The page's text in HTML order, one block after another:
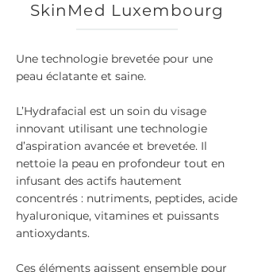
SkinMed Luxembourg
Une technologie brevetée pour une
peau éclatante et saine.
L’Hydrafacial est un soin du visage
innovant utilisant une technologie
d’aspiration avancée et brevetée. Il
nettoie la peau en profondeur tout en
infusant des actifs hautement
concentrés : nutriments, peptides, acide
hyaluronique, vitamines et puissants
antioxydants.
Ces éléments agissent ensemble pour